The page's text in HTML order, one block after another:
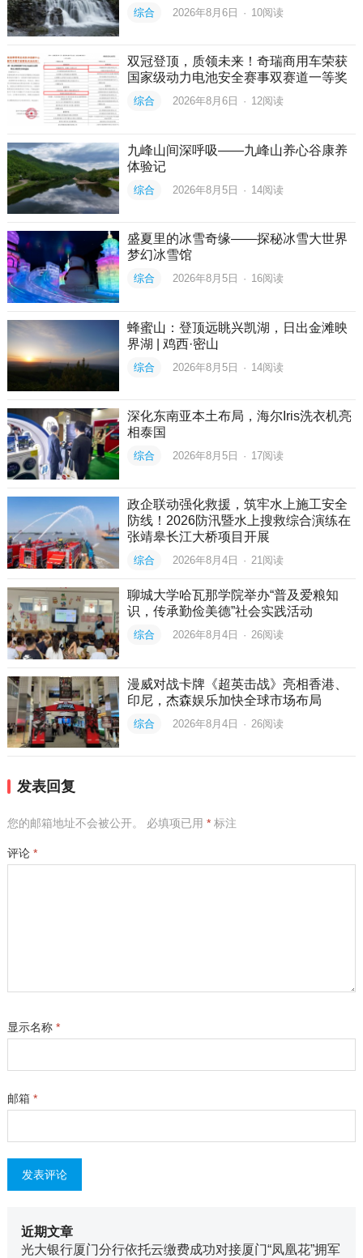
综合 2026年8月6日 · 10阅读
双冠登顶，质领未来！奇瑞商用车荣获
国家级动力电池安全赛事双赛道一等奖
综合 2026年8月6日 · 12阅读
九峰山间深呼吸——九峰山养心谷康养
体验记
综合 2026年8月5日 · 14阅读
盛夏里的冰雪奇缘——探秘冰雪大世界
梦幻冰雪馆
综合 2026年8月5日 · 16阅读
蜂蜜山：登顶远眺兴凯湖，日出金滩映
界湖 | 鸡西·密山
综合 2026年8月5日 · 14阅读
深化东南亚本土布局，海尔Iris洗衣机亮
相泰国
综合 2026年8月5日 · 17阅读
政企联动强化救援，筑牢水上施工安全
防线！2026防汛暨水上搜救综合演练在
张靖皋长江大桥项目开展
综合 2026年8月4日 · 21阅读
聊城大学哈瓦那学院举办“普及爱粮知
识，传承勤俭美德”社会实践活动
综合 2026年8月4日 · 26阅读
漫威对战卡牌《超英击战》亮相香港、
印尼，杰森娱乐加快全球市场布局
综合 2026年8月4日 · 26阅读
发表回复
您的邮箱地址不会被公开。 必填项已用 *标注
评论 *
显示名称 *
邮箱 *
近期文章
光大银行厦门分行依托云缴费成功对接厦门“凤凰花”拥军